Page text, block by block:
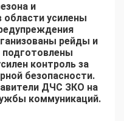
и
области усилены
рейды и
подготовлены
контроль за
безопасности.
ДЧС ЗКО на
коммуникаций.